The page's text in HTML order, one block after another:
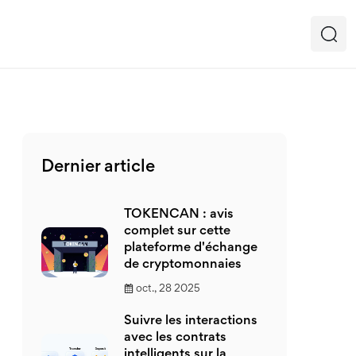
Dernier article
TOKENCAN : avis
complet sur cette
plateforme d'échange
de cryptomonnaies
oct., 28 2025
Suivre les interactions
avec les contrats